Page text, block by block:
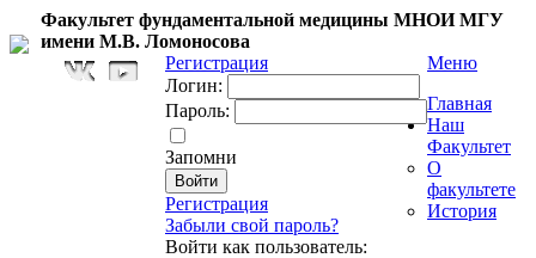
Факультет фундаментальной медицины МНОИ МГУ
имени М.В. Ломоносова
Регистрация
Логин:
Пароль:
Запомни
Регистрация
Забыли свой пароль?
Войти как пользователь:
Меню
Главная
Наш
Факультет
О
факультете
История